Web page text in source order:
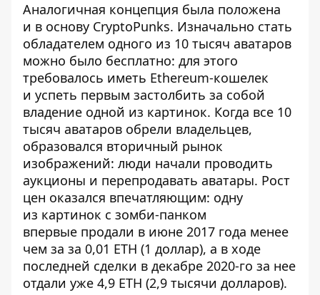
Аналогичная концепция была положена
и в основу CryptoPunks. Изначально стать
обладателем одного из 10 тысяч аватаров
можно было бесплатно: для этого
требовалось иметь Ethereum-кошелек
и успеть первым застолбить за собой
владение одной из картинок. Когда все 10
тысяч аватаров обрели владельцев,
образовался вторичный рынок
изображений: люди начали проводить
аукционы и перепродавать аватары. Рост
цен оказался впечатляющим: одну
из картинок с зомби-панком
впервые продали в июне 2017 года менее
чем за за 0,01 ETH (1 доллар), а в ходе
последней сделки в декабре 2020-го за нее
отдали уже 4,9 ETH (2,9 тысячи долларов).